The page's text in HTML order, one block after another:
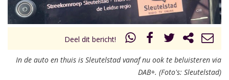
Deel dit bericht!
In de auto en thuis is Sleutelstad vanaf nu ook te beluisteren via
DAB+. (Foto's: Sleutelstad)